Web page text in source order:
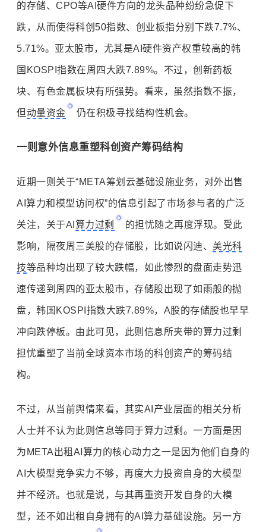
的存储、CPO等AI硬件方向的龙头品种纷纷急促下
跌，从而使得科创50指数、创业板指分别下跌7.7%、
5.71%。亚太股市，尤其是AI硬件资产权重较高的韩
国KOSPI指数在周四大跌7.89%。不过，创新药板
块、有色金属板块有所强势。看来，虽然指数不振，
但动量资金 仍在积极寻找结构性机会。
一则意外信息重塑科创资产筹码结构
近期一则关于“META筹划云基础设施业务，对外出售
AI算力和模型访问权”的信息引起了市场参与者的广泛
关注，关于AI 算力过剩 的担忧随之再度浮现。受此
影响，隔夜周三美股的存储股，比如说闪迪、 美光科
技等品种均出现了较大跌幅，如此惨烈的盘面走势迅
速传递到周四的亚太股市，存储股出现了如雨般的抛
盘，韩国KOSPI指数大跌7.89%，A股的存储股也早早
冲向跌停板。由此可见，此则信息所夹带的算力过剩
担忧重塑了当前全球资本市场的科创资产的筹码结
构。
不过，从当前舆情来看，其实AI产业层面的相关分析
人士并不认为此则信息等同于算力过剩。一方面是因
为META出租AI算力的核心动力之一是因为他们自身的
AI大模型竞争实力不够，再度大力投资自身的大模型
并不经济。也就是说，与其再重资开发自身的大模
型，还不如出租自身拥有的AI算力基础设施。另一方